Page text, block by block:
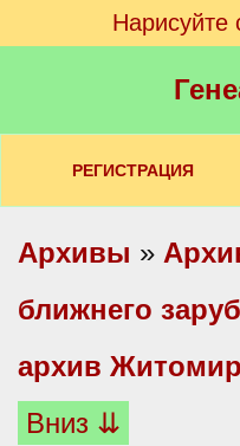
Нарисуйте
РЕГИСТРАЦИЯ
Архивы »
ближнего
архив
Вниз ⇊